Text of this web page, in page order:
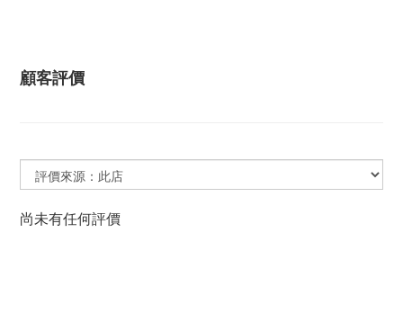
顧客評價
尚未有任何評價